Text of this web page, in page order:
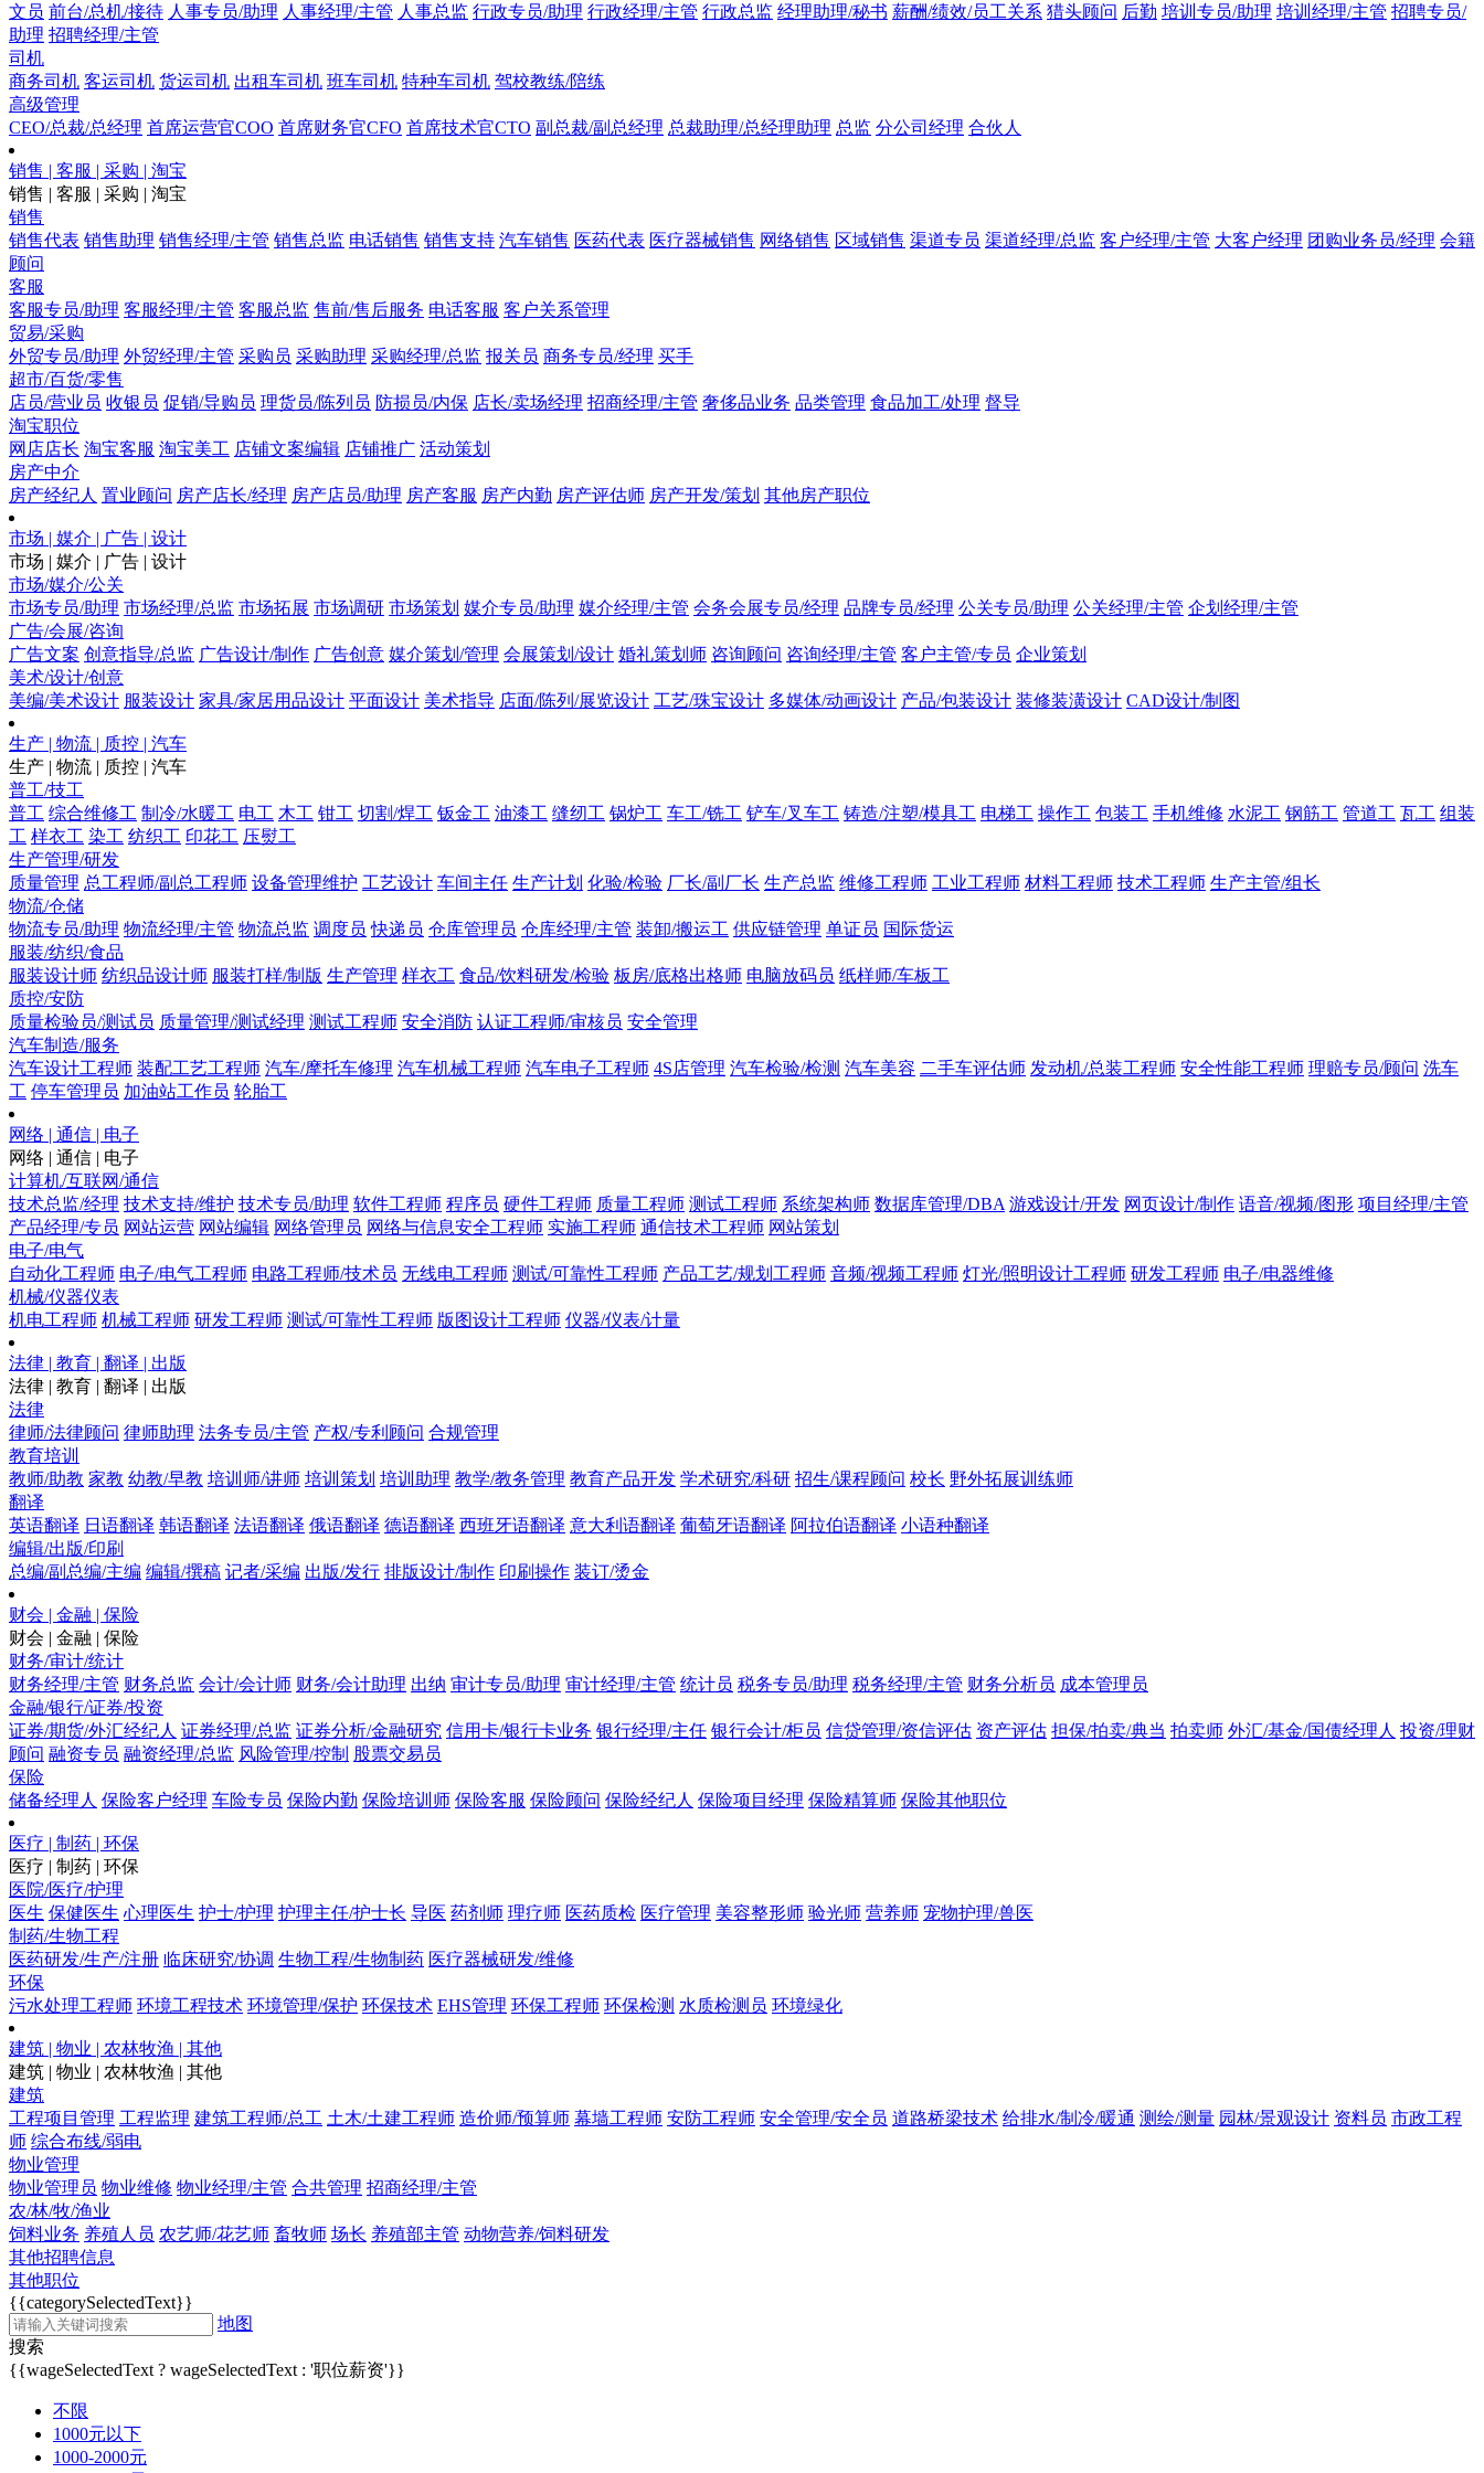
文员 前台/总机/接待 人事专员/助理 人事经理/主管 人事总监 行政专员/助理 行政经理/主管 行政总监 经理助理/秘书 薪酬/绩效/员工关系 猎头顾问 后勤 培训专员/助理 培训经理/主管 招聘专员/
助理 招聘经理/主管
司机
商务司机 客运司机 货运司机 出租车司机 班车司机 特种车司机 驾校教练/陪练
高级管理
CEO/总裁/总经理 首席运营官COO 首席财务官CFO 首席技术官CTO 副总裁/副总经理 总裁助理/总经理助理 总监 分公司经理 合伙人
销售 | 客服 | 采购 | 淘宝
销售 | 客服 | 采购 | 淘宝
销售
销售代表 销售助理 销售经理/主管 销售总监 电话销售 销售支持 汽车销售 医药代表 医疗器械销售 网络销售 区域销售 渠道专员 渠道经理/总监 客户经理/主管 大客户经理 团购业务员/经理 会籍
顾问
客服
客服专员/助理 客服经理/主管 客服总监 售前/售后服务 电话客服 客户关系管理
贸易/采购
外贸专员/助理 外贸经理/主管 采购员 采购助理 采购经理/总监 报关员 商务专员/经理 买手
超市/百货/零售
店员/营业员 收银员 促销/导购员 理货员/陈列员 防损员/内保 店长/卖场经理 招商经理/主管 奢侈品业务 品类管理 食品加工/处理 督导
淘宝职位
网店店长 淘宝客服 淘宝美工 店铺文案编辑 店铺推广 活动策划
房产中介
房产经纪人 置业顾问 房产店长/经理 房产店员/助理 房产客服 房产内勤 房产评估师 房产开发/策划 其他房产职位
市场 | 媒介 | 广告 | 设计
市场 | 媒介 | 广告 | 设计
市场/媒介/公关
市场专员/助理 市场经理/总监 市场拓展 市场调研 市场策划 媒介专员/助理 媒介经理/主管 会务会展专员/经理 品牌专员/经理 公关专员/助理 公关经理/主管 企划经理/主管
广告/会展/咨询
广告文案 创意指导/总监 广告设计/制作 广告创意 媒介策划/管理 会展策划/设计 婚礼策划师 咨询顾问 咨询经理/主管 客户主管/专员 企业策划
美术/设计/创意
美编/美术设计 服装设计 家具/家居用品设计 平面设计 美术指导 店面/陈列/展览设计 工艺/珠宝设计 多媒体/动画设计 产品/包装设计 装修装潢设计 CAD设计/制图
生产 | 物流 | 质控 | 汽车
生产 | 物流 | 质控 | 汽车
普工/技工
普工 综合维修工 制冷/水暖工 电工 木工 钳工 切割/焊工 钣金工 油漆工 缝纫工 锅炉工 车工/铣工 铲车/叉车工 铸造/注塑/模具工 电梯工 操作工 包装工 手机维修 水泥工 钢筋工 管道工 瓦工 组装
工 样衣工 染工 纺织工 印花工 压熨工
生产管理/研发
质量管理 总工程师/副总工程师 设备管理维护 工艺设计 车间主任 生产计划 化验/检验 厂长/副厂长 生产总监 维修工程师 工业工程师 材料工程师 技术工程师 生产主管/组长
物流/仓储
物流专员/助理 物流经理/主管 物流总监 调度员 快递员 仓库管理员 仓库经理/主管 装卸/搬运工 供应链管理 单证员 国际货运
服装/纺织/食品
服装设计师 纺织品设计师 服装打样/制版 生产管理 样衣工 食品/饮料研发/检验 板房/底格出格师 电脑放码员 纸样师/车板工
质控/安防
质量检验员/测试员 质量管理/测试经理 测试工程师 安全消防 认证工程师/审核员 安全管理
汽车制造/服务
汽车设计工程师 装配工艺工程师 汽车/摩托车修理 汽车机械工程师 汽车电子工程师 4S店管理 汽车检验/检测 汽车美容 二手车评估师 发动机/总装工程师 安全性能工程师 理赔专员/顾问 洗车
工 停车管理员 加油站工作员 轮胎工
网络 | 通信 | 电子
网络 | 通信 | 电子
计算机/互联网/通信
技术总监/经理 技术支持/维护 技术专员/助理 软件工程师 程序员 硬件工程师 质量工程师 测试工程师 系统架构师 数据库管理/DBA 游戏设计/开发 网页设计/制作 语音/视频/图形 项目经理/主管
产品经理/专员 网站运营 网站编辑 网络管理员 网络与信息安全工程师 实施工程师 通信技术工程师 网站策划
电子/电气
自动化工程师 电子/电气工程师 电路工程师/技术员 无线电工程师 测试/可靠性工程师 产品工艺/规划工程师 音频/视频工程师 灯光/照明设计工程师 研发工程师 电子/电器维修
机械/仪器仪表
机电工程师 机械工程师 研发工程师 测试/可靠性工程师 版图设计工程师 仪器/仪表/计量
法律 | 教育 | 翻译 | 出版
法律 | 教育 | 翻译 | 出版
法律
律师/法律顾问 律师助理 法务专员/主管 产权/专利顾问 合规管理
教育培训
教师/助教 家教 幼教/早教 培训师/讲师 培训策划 培训助理 教学/教务管理 教育产品开发 学术研究/科研 招生/课程顾问 校长 野外拓展训练师
翻译
英语翻译 日语翻译 韩语翻译 法语翻译 俄语翻译 德语翻译 西班牙语翻译 意大利语翻译 葡萄牙语翻译 阿拉伯语翻译 小语种翻译
编辑/出版/印刷
总编/副总编/主编 编辑/撰稿 记者/采编 出版/发行 排版设计/制作 印刷操作 装订/烫金
财会 | 金融 | 保险
财会 | 金融 | 保险
财务/审计/统计
财务经理/主管 财务总监 会计/会计师 财务/会计助理 出纳 审计专员/助理 审计经理/主管 统计员 税务专员/助理 税务经理/主管 财务分析员 成本管理员
金融/银行/证券/投资
证券/期货/外汇经纪人 证券经理/总监 证券分析/金融研究 信用卡/银行卡业务 银行经理/主任 银行会计/柜员 信贷管理/资信评估 资产评估 担保/拍卖/典当 拍卖师 外汇/基金/国债经理人 投资/理财
顾问 融资专员 融资经理/总监 风险管理/控制 股票交易员
保险
储备经理人 保险客户经理 车险专员 保险内勤 保险培训师 保险客服 保险顾问 保险经纪人 保险项目经理 保险精算师 保险其他职位
医疗 | 制药 | 环保
医疗 | 制药 | 环保
医院/医疗/护理
医生 保健医生 心理医生 护士/护理 护理主任/护士长 导医 药剂师 理疗师 医药质检 医疗管理 美容整形师 验光师 营养师 宠物护理/兽医
制药/生物工程
医药研发/生产/注册 临床研究/协调 生物工程/生物制药 医疗器械研发/维修
环保
污水处理工程师 环境工程技术 环境管理/保护 环保技术 EHS管理 环保工程师 环保检测 水质检测员 环境绿化
建筑 | 物业 | 农林牧渔 | 其他
建筑 | 物业 | 农林牧渔 | 其他
建筑
工程项目管理 工程监理 建筑工程师/总工 土木/土建工程师 造价师/预算师 幕墙工程师 安防工程师 安全管理/安全员 道路桥梁技术 给排水/制冷/暖通 测绘/测量 园林/景观设计 资料员 市政工程
师 综合布线/弱电
物业管理
物业管理员 物业维修 物业经理/主管 合共管理 招商经理/主管
农/林/牧/渔业
饲料业务 养殖人员 农艺师/花艺师 畜牧师 场长 养殖部主管 动物营养/饲料研发
其他招聘信息
其他职位
{{categorySelectedText}}
地图
搜索
{{wageSelectedText ? wageSelectedText : '职位薪资'}}
不限
1000元以下
1000-2000元